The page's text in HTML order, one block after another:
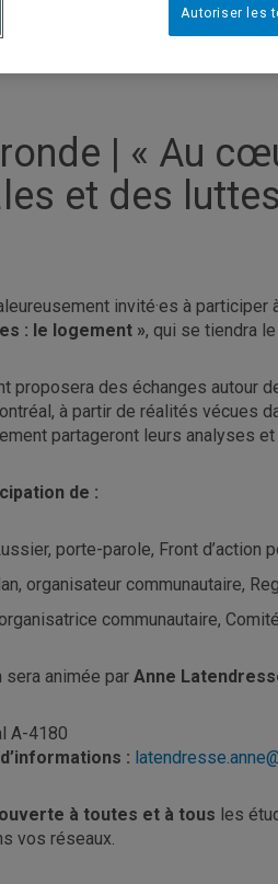
| « Au
et des
invité·es à participer
: le logement », qui se tiendra le
proposera des échanges autour
à partir de réalités vécues
partageront leurs analyses
de :
porte-parole, Front d’action
organisateur communautaire,
communautaire,
animée par Anne
A-4180
:
ouverte à toutes et à tous les
vos réseaux.
Autoriser les